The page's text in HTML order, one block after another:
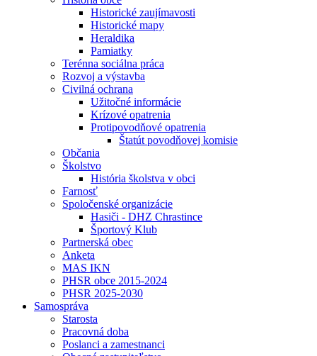
Historické zaujímavosti
Historické mapy
Heraldika
Pamiatky
Terénna sociálna práca
Rozvoj a výstavba
Civilná ochrana
Užitočné informácie
Krízové opatrenia
Protipovodňové opatrenia
Štatút povodňovej komisie
Občania
Školstvo
História školstva v obci
Farnosť
Spoločenské organizácie
Hasiči - DHZ Chrastince
Športový Klub
Partnerská obec
Anketa
MAS IKN
PHSR obce 2015-2024
PHSR 2025-2030
Samospráva
Starosta
Pracovná doba
Poslanci a zamestnanci